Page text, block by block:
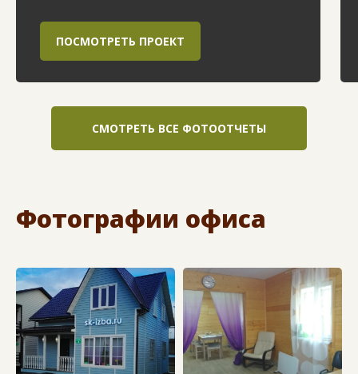
ПОСМОТРЕТЬ ПРОЕКТ
СМОТРЕТЬ ВСЕ ФОТООТЧЕТЫ
Фотографии офиса